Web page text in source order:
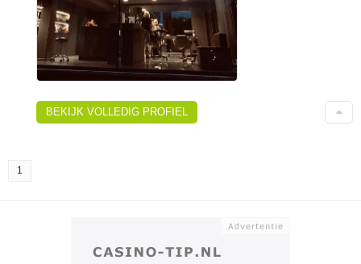
BEKIJK VOLLEDIG PROFIEL
1